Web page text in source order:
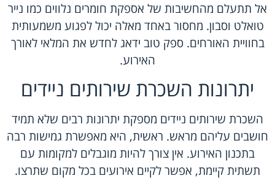
אל תתעלם מהחשיבות של אספקת חומרים נלווים כמו נייר
טואלט וסבון. מחסור באחד מאלה יכול לפגוע משמעותית
בחוויית האורחים. ספק טוב ידאג לחדש את המלאי לאורך
האירוע.
יתרונות השכרת שירותים ניידים
השכרת שירותים ניידים מספקת יתרונות רבים שלא תמיד
חושבים עליהם מראש. ראשית, היא מאפשרת גמישות רבה
בתכנון האירוע. אין צורך להיות מוגבלים למקומות עם
תשתית קיימת, אפשר לקיים אירועים בכל מקום שתרצו.